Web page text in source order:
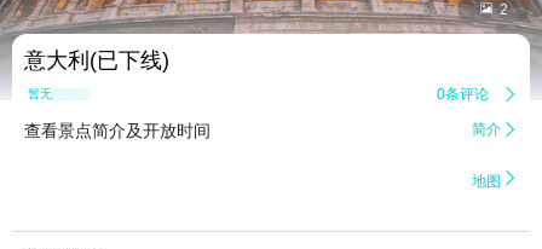
 2
意大利(已下线)
暂无点评 0条评论 
查看景点简介及开放时间 简介 
地图 